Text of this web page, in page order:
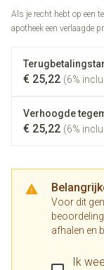
Als je recht hebt op een
apotheek een verlaagde
€ 25,22 (6%
Verhoogde
€ 25,22 (6%
Voor dit
afhalen en
Ik